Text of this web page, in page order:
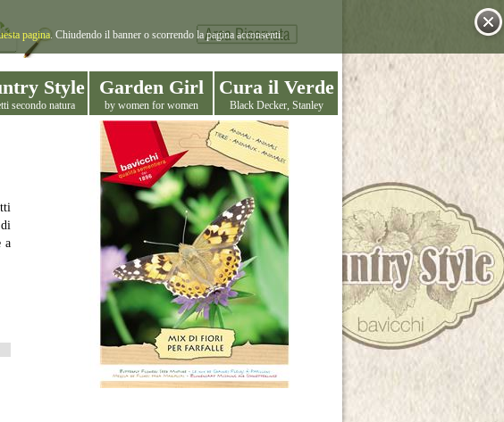
Style
secondo natura
Garden Girl
by women for women
Cura il Verde
Black Decker, Stanley
a
pagina. Chiudendo il banner o scorrendo la pagina acconsenti.